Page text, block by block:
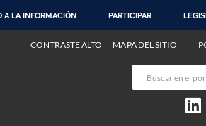
A LA INFORMACIÓN PARTICIPAR
CONTRASTE ALTO MAPA DEL SITIO